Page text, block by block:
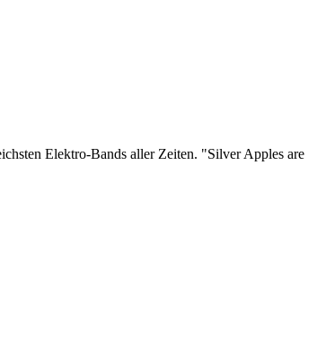
Elektro-Bands aller Zeiten. "Silver Apples are